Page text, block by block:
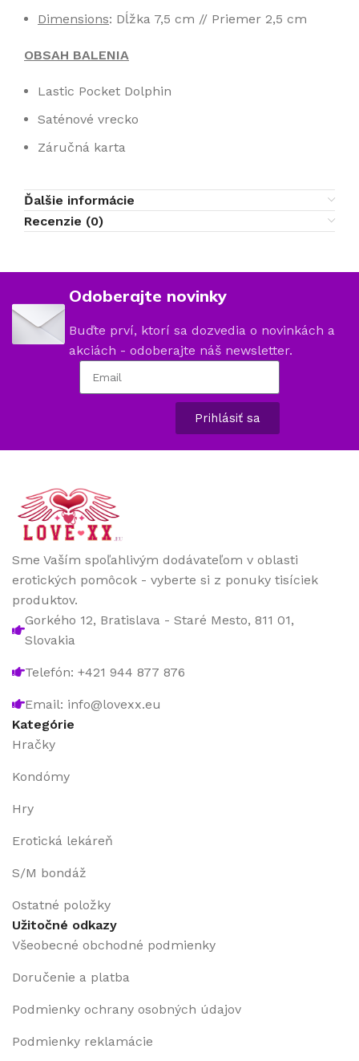
Dimensions: Dĺžka 7,5 cm // Priemer 2,5 cm
OBSAH BALENIA
Lastic Pocket Dolphin
Saténové vrecko
Záručná karta
Ďalšie informácie
Recenzie (0)
Odoberajte novinky
Buďte prví, ktorí sa dozvedia o novinkách a
akciách - odoberajte náš newsletter.
Prihlásiť sa
Sme Vaším spoľahlivým dodávateľom v oblasti
erotických pomôcok - vyberte si z ponuky tisíciek
produktov.
Gorkého 12, Bratislava - Staré Mesto, 811 01,
Slovakia
Telefón: +421 944 877 876
Email: info@lovexx.eu
Kategórie
Hračky
Kondómy
Hry
Erotická lekáreň
S/M bondáž
Ostatné položky
Užitočné odkazy
Všeobecné obchodné podmienky
Doručenie a platba
Podmienky ochrany osobných údajov
Podmienky reklamácie